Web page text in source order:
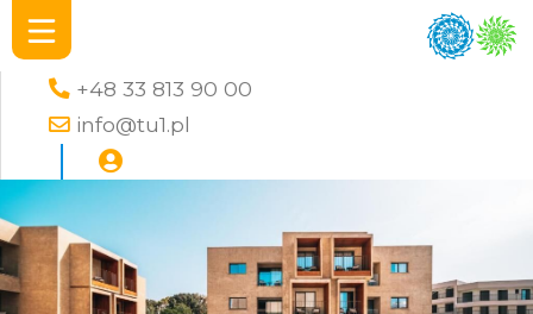
+48 33 813 90 00
info@tu1.pl